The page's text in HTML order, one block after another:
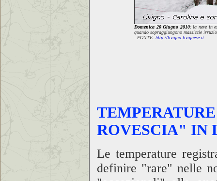
Domenica 20 Giugno 2010: la neve in
quando sopraggiungono massiccie
- FONTE: http://livigno.livignese.it
ROVESCIA" IN
Le temperature
definire "rare" nelle